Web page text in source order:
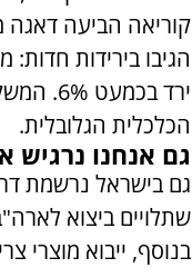
קוריאה הביעה דאגה
ירד
הכלכלית הגלובלית.
גם אנחנו
גם בישראל נרשמת
שתלויים ביצוא
בנוסף, ייבוא מוצרי